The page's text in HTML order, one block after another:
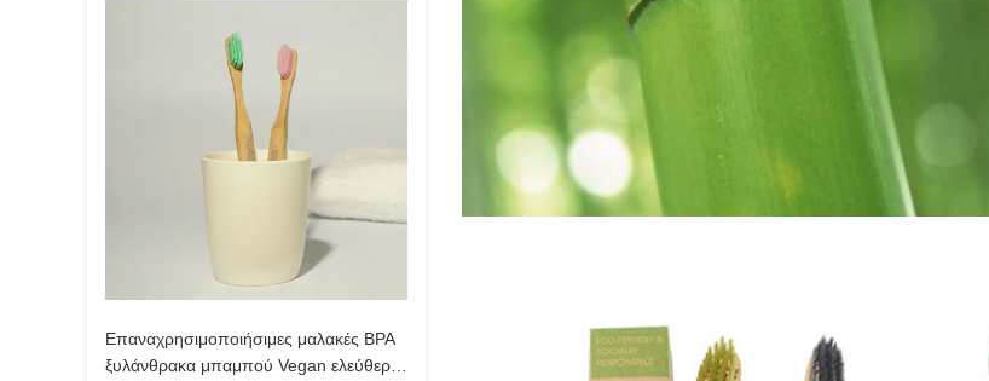
Επαναχρησιμοποιήσιμες μαλακές BPA
ξυλάνθρακα μπαμπού Vegan ελεύθερες